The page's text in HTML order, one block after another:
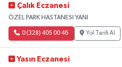
Çalık Eczanesi
ÖZEL PARK HASTANESI YANI
0 (328) 405 00 46 Yol Tarifi Al
Yasın Eczanesi